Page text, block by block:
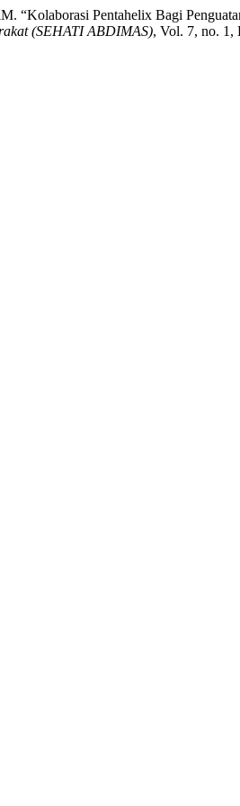
Pentahelix Bagi
(SEHATI ABDIMAS), Vol. 7, no. 1,